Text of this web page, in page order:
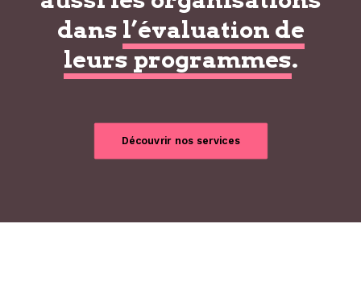
dans l’évaluation de
leurs programmes.
Découvrir nos services